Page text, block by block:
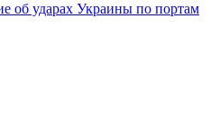
об ударах Украины по портам